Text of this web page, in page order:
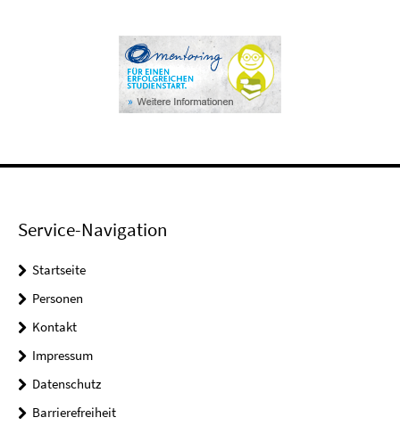
Service-Navigation
Startseite
Personen
Kontakt
Impressum
Datenschutz
Barrierefreiheit